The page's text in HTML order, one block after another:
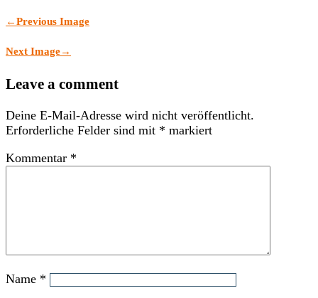
←Previous Image
Next Image→
Leave a comment
Deine E-Mail-Adresse wird nicht veröffentlicht.
Erforderliche Felder sind mit * markiert
Kommentar *
Name *